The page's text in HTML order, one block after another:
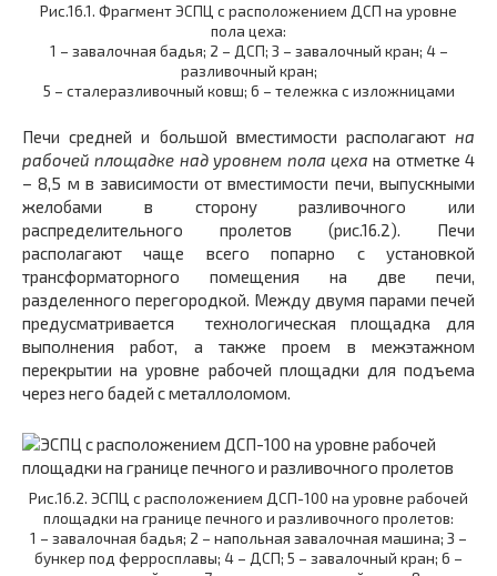
Рис.16.1. Фрагмент ЭСПЦ с расположением ДСП на уровне
пола цеха:
1 – завалочная бадья; 2 – ДСП; 3 – завалочный кран; 4 –
разливочный кран;
5 – сталеразливочный ковш; 6 – тележка с изложницами
Печи средней и большой вместимости располагают на
рабочей площадке над уровнем пола цеха на отметке 4
– 8,5 м в зависимости от вместимости печи, выпускными
желобами в сторону разливочного или
распределительного пролетов (рис.16.2). Печи
располагают чаще всего попарно с установкой
трансформаторного помещения на две печи,
разделенного перегородкой. Между двумя парами печей
предусматривается технологическая площадка для
выполнения работ, а также проем в межэтажном
перекрытии на уровне рабочей площадки для подъема
через него бадей с металлоломом.
Рис.16.2. ЭСПЦ с расположением ДСП-100 на уровне рабочей
площадки на границе печного и разливочного пролетов:
1 – завалочная бадья; 2 – напольная завалочная машина; 3 –
бункер под ферросплавы; 4 – ДСП; 5 – завалочный кран; 6 –